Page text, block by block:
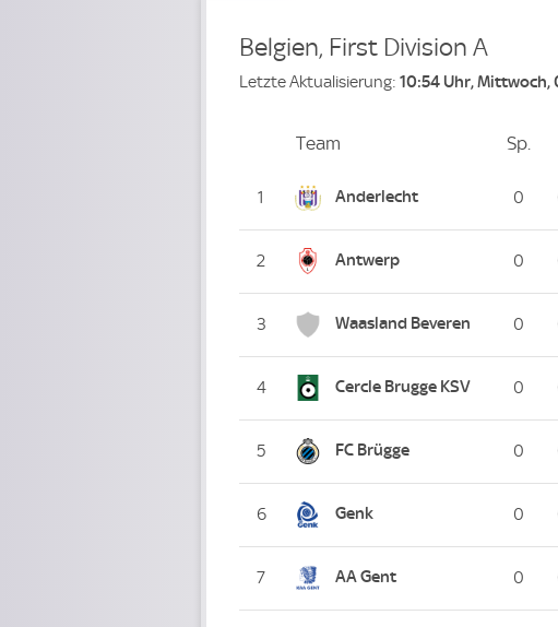
Belgien, First Division A
Letzte Aktualisierung: 10:54 Uhr, Mittwoch,
PlatzTeam Sp.
1 Anderlecht 0
2 Antwerp 0
3 Waasland Beveren 0
4 Cercle Brugge KSV 0
5 FC Brügge 0
6 Genk 0
7 AA Gent 0